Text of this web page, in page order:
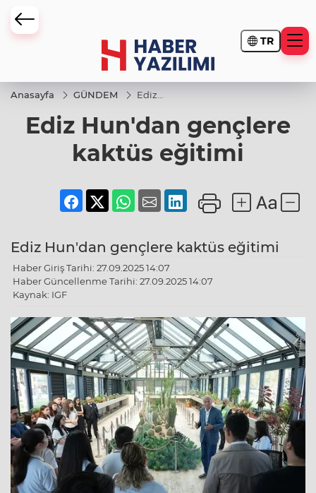
TR
Anasayfa GÜNDEM
Ediz
gençlere
kaktüs
Ediz Hun'dan gençlere
kaktüs eğitimi
Ediz Hun'dan gençlere kaktüs eğitimi
Haber Giriş Tarihi: 27.09.2025 14:07
Haber Güncellenme Tarihi: 27.09.2025 14:07
Kaynak: IGF